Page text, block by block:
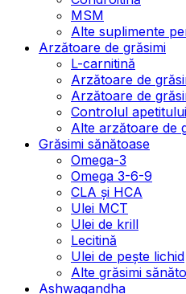
MSM
Alte suplimente
Arzătoare de grăsimi
L-carnitină
Arzătoare de
Arzătoare de
Controlul apetitului
Alte arzătoare de
Grăsimi sănătoase
Omega-3
Omega 3-6-9
CLA şi HCA
Ulei MCT
Ulei de krill
Lecitină
Ulei de pește lichid
Alte grăsimi
Ashwagandha